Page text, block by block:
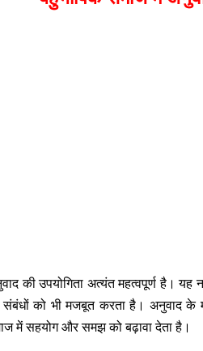
की उपयोगिता अत्यंत महत्वपूर्ण है।
को भी मजबूत करता है। अनुवाद के
में सहयोग और समझ को बढ़ावा देता है।